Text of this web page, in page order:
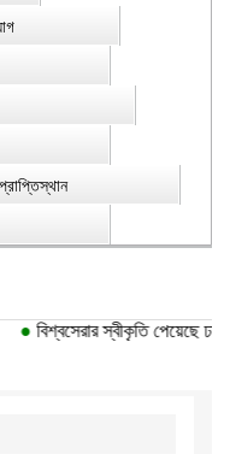
প্রাপ্তিস্থান
বিশ্বসেরার স্বীকৃতি পেয়েছে ঢাকা